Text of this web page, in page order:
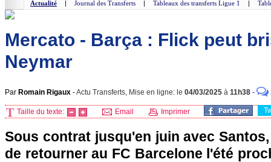
Actualité | Journal des Transferts | Tableaux des transferts Ligue 1 |
Mercato - Barça : Flick peut
Neymar
Par Romain Rigaux -Actu Transferts, Mise en ligne: le 04/03/2025 à 11h38 -
Taille du texte: Email Imprimer
Sous contrat jusqu'en juin avec
de retourner au FC Barcelone l'été